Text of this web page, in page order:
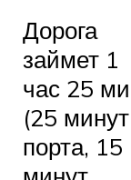
Дорога
займет 1
час 25
(25
порта, 15